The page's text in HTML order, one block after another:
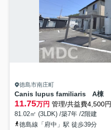
徳島市南庄町
Canis lupus familiaris A棟
11.75万円 管理/共益費4,500円
81.02㎡ (3LDK) /築7年 /2階建
徳島線「府中」駅 徒歩39分